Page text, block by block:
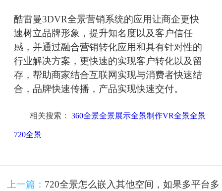
酷雷曼3DVR全景营销系统的应用让商企更快
速树立品牌形象，提升知名度以及客户信任
感，并通过融合营销转化应用和具有针对性的
行业解决方案，更快速的实现客户转化以及留
存，帮助商家结合互联网实现与消费者快速结
合，品牌快速传播，产品实现快速交付。
相关搜索： 360全景全景展示全景制作VR全景全景
720全景
上一篇： 720全景怎么嵌入其他空间，如果多平台多